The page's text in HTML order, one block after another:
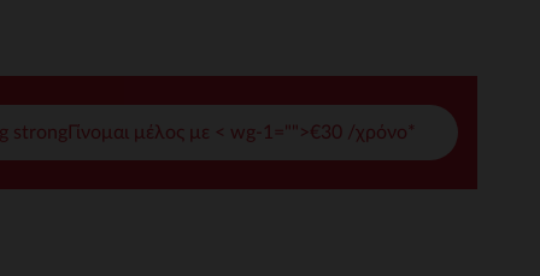
να διαχειριστείτε τις ρυθμίσεις απορρήτου,
strongΓίνομαι μέλος με < wg-1="">€30 /χρόνο*